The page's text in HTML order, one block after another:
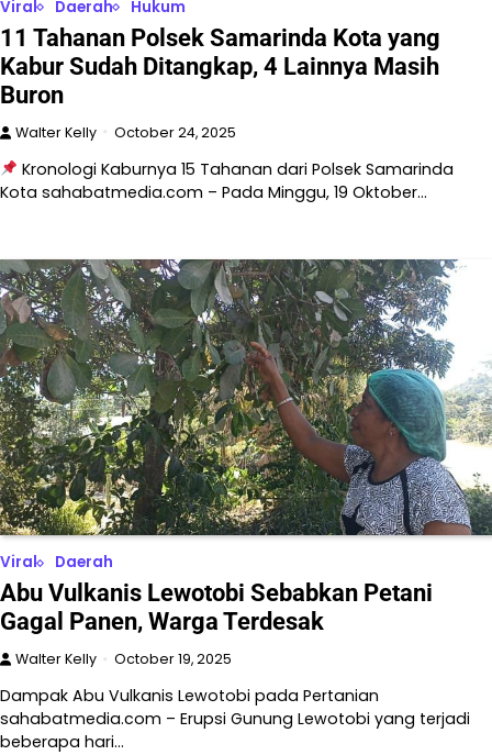
Viral Daerah Hukum
11 Tahanan Polsek Samarinda Kota yang
Kabur Sudah Ditangkap, 4 Lainnya Masih
Buron
Walter Kelly October 24, 2025
Kronologi Kaburnya 15 Tahanan dari Polsek Samarinda
Kota sahabatmedia.com – Pada Minggu, 19 Oktober…
Viral Daerah
Abu Vulkanis Lewotobi Sebabkan Petani
Gagal Panen, Warga Terdesak
Walter Kelly October 19, 2025
Dampak Abu Vulkanis Lewotobi pada Pertanian
sahabatmedia.com – Erupsi Gunung Lewotobi yang terjadi
beberapa hari…